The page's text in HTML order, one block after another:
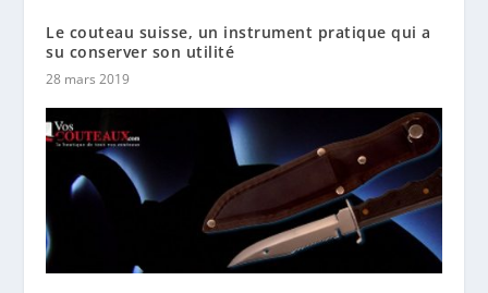
Le couteau suisse, un instrument pratique qui a
su conserver son utilité
28 mars 2019